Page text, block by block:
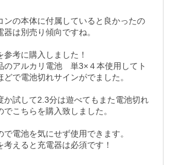
ンの本体に付属していると良かったの
は別売り傾向ですね。
考に購入しました！
のアルカリ電池　単3×４本使用してト
で電池切れサインがでました。
か試して2.3分は遊べてもまた電池切れ
こちらを購入致しました。
電池を気にせず使用できます。
えると充電器は必須です！